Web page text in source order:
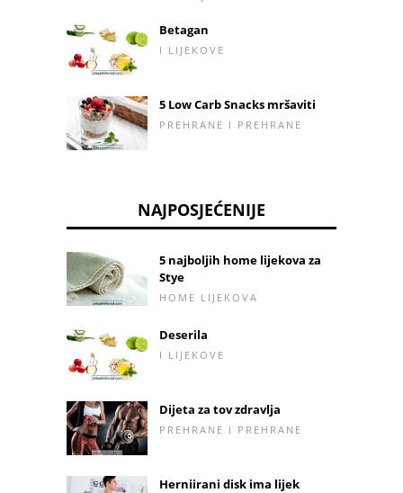
Betagan
I LIJEKOVE
5 Low Carb Snacks mršaviti
PREHRANE I PREHRANE
NAJPOSJEĆENIJE
5 najboljih home lijekova za
Stye
HOME LIJEKOVA
Deserila
I LIJEKOVE
Dijeta za tov zdravlja
PREHRANE I PREHRANE
Herniirani disk ima lijek